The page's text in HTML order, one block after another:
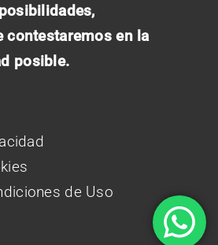
contestaremos en la
posible.
de Uso